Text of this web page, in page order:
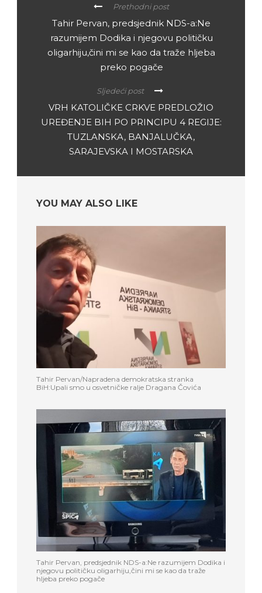
Prethodni post
Tahir Pervan, predsjednik NDS-a:Ne
razumijem Dodika i njegovu političku
oligarhiju,čini mi se kao da traže hljeba
preko pogače
Sljedeći post
VRH KATOLIČKE CRKVE PREDLOŽIO
UREĐENJE BIH PO PRINCIPU 4 REGIJE:
TUZLANSKA, BANJALUČKA,
SARAJEVSKA I MOSTARSKA
YOU MAY ALSO LIKE
Tahir Pervan/Napradena demokratska stranka
BiH:Upali smo u osvetničke ralje Dragana Čovića
Tahir Pervan, predsjednik NDS-a:Ne razumijem Dodika i
njegovu političku oligarhiju,čini mi se kao da traže
hljeba preko pogače